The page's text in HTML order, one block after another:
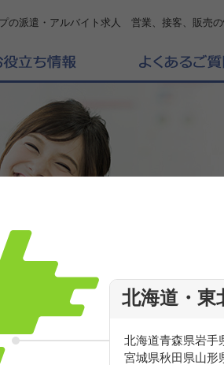
の派遣・アルバイト求人 営業、接客、販売
リアの
北海道・東
北海道青森県岩手
宮城県秋田県山形